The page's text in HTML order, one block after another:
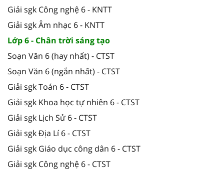
Giải sgk Công nghệ 6 - KNTT
Giải sgk Âm nhạc 6 - KNTT
Lớp 6 - Chân trời sáng tạo
Soạn Văn 6 (hay nhất) - CTST
Soạn Văn 6 (ngắn nhất) - CTST
Giải sgk Toán 6 - CTST
Giải sgk Khoa học tự nhiên 6 - CTST
Giải sgk Lịch Sử 6 - CTST
Giải sgk Địa Lí 6 - CTST
Giải sgk Giáo dục công dân 6 - CTST
Giải sgk Công nghệ 6 - CTST